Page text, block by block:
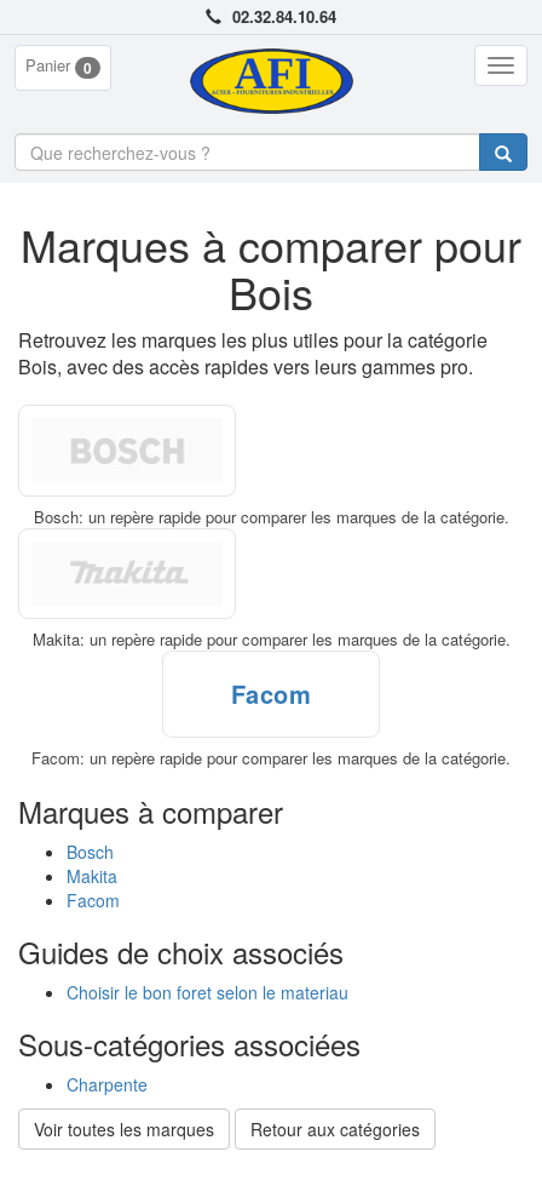
02.32.84.10.64
Panier 0
Marques à comparer pour
Bois
Retrouvez les marques les plus utiles pour la catégorie
Bois, avec des accès rapides vers leurs gammes pro.
Bosch: un repère rapide pour comparer les marques de la catégorie.
Makita: un repère rapide pour comparer les marques de la catégorie.
Facom
Facom: un repère rapide pour comparer les marques de la catégorie.
Marques à comparer
Bosch
Makita
Facom
Guides de choix associés
Choisir le bon foret selon le materiau
Sous-catégories associées
Charpente
Voir toutes les marques
Retour aux catégories